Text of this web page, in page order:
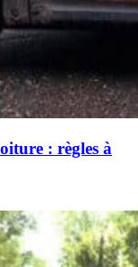
: règles à